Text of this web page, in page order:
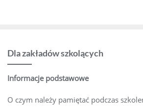
Dla zakładów szkolących
Informacje podstawowe
O czym należy pamiętać podczas